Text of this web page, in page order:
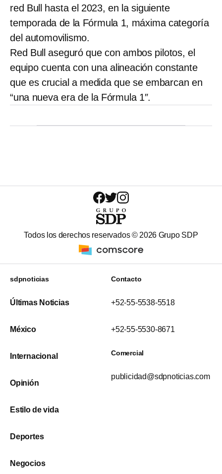
red Bull hasta el 2023, en la siguiente
temporada de la Fórmula 1, máxima categoría
del automovilismo.
Red Bull aseguró que con ambos pilotos, el
equipo cuenta con una alineación constante
que es crucial a medida que se embarcan en
“una nueva era de la Fórmula 1″.
Todos los derechos reservados © 2026 Grupo SDP
sdpnoticias
Últimas Noticias
México
Internacional
Opinión
Estilo de vida
Deportes
Negocios
Contacto
+52-55-5538-5518
+52-55-5530-8671
Comercial
publicidad@sdpnoticias.com